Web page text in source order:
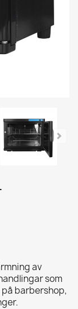
av
som
barbershop,